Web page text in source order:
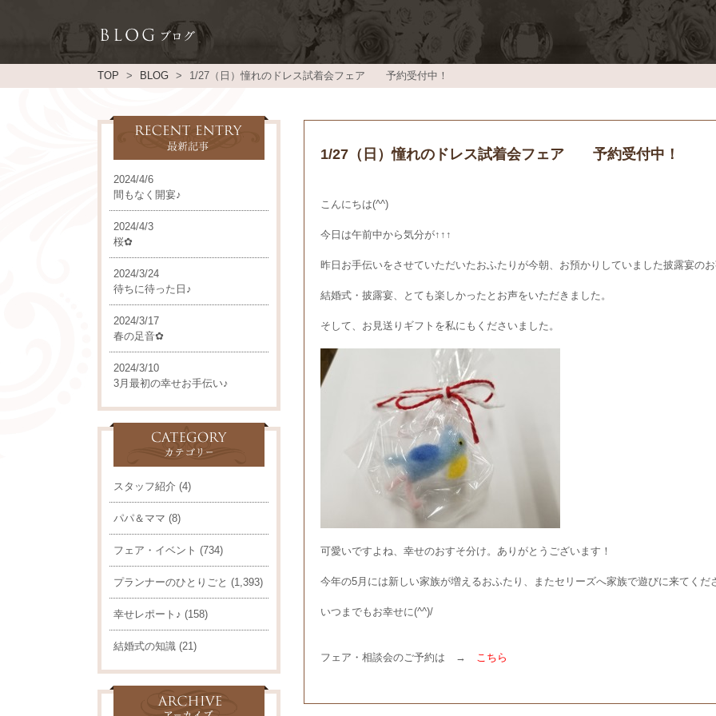
TOP BLOG 1/27（日）憧れのドレス試着会フェア 予約受付中！
2024/4/6
間もなく開宴♪
2024/4/3
桜✿
2024/3/24
待ちに待った日♪
2024/3/17
春の足音✿
2024/3/10
3月最初の幸せお手伝い♪
スタッフ紹介 (4)
パパ＆ママ (8)
フェア・イベント (734)
プランナーのひとりごと (1,393)
幸せレポート♪ (158)
結婚式の知識 (21)
1/27（日）憧れのドレス試着会フェア 予約受付中！
こんにちは(^^)
今日は午前中から気分が↑↑↑
昨日お手伝いをさせていただいたおふたりが今朝、お預かりしていました披露宴の
結婚式・披露宴、とても楽しかったとお声をいただきました。
そして、お見送りギフトを私にもくださいました。
可愛いですよね、幸せのおすそ分け。ありがとうございます！
今年の5月には新しい家族が増えるおふたり、またセリーズへ家族で遊びに来てくだ
いつまでもお幸せに(^^)/
フェア・相談会のご予約は → こちら